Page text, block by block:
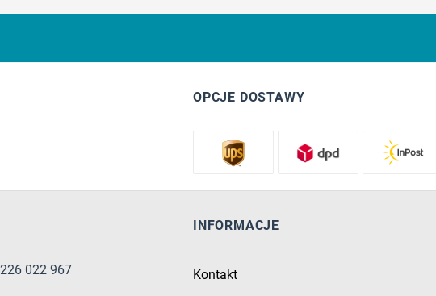
OPCJE DOSTAWY
022 967
INFORMACJE
Kontakt